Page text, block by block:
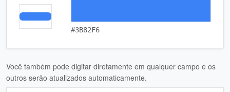
#3B82F6
Você também pode digitar diretamente em qualquer campo e os
outros serão atualizados automaticamente.